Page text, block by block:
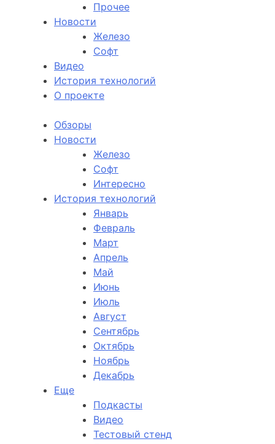
Прочее
Новости
Железо
Софт
Видео
История технологий
О проекте
Обзоры
Новости
Железо
Софт
Интересно
История технологий
Январь
Февраль
Март
Апрель
Май
Июнь
Июль
Август
Сентябрь
Октябрь
Ноябрь
Декабрь
Еще
Подкасты
Видео
Тестовый стенд